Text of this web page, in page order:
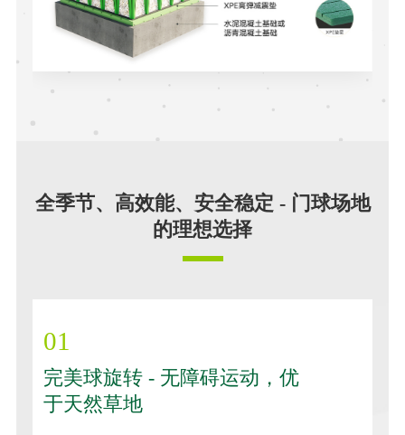
全季节、高效能、安全稳定 - 门球场地
的理想选择
01
完美球旋转 - 无障碍运动，优
于天然草地